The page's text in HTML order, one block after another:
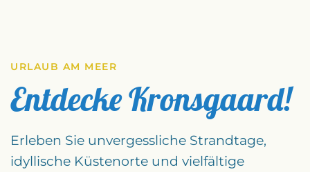
URLAUB AM MEER
Entdecke Kronsgaard!
Erleben Sie unvergessliche Strandtage,
idyllische Küstenorte und vielfältige